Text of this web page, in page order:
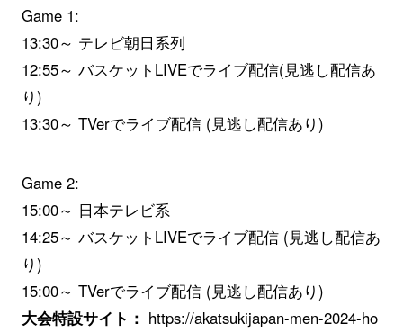
Game 1:
13:30～ テレビ朝日系列
12:55～ バスケットLIVEでライブ配信(見逃し配信あ
り)
13:30～ TVerでライブ配信 (見逃し配信あり)
Game 2:
15:00～ 日本テレビ系
14:25～ バスケットLIVEでライブ配信 (見逃し配信あ
り)
15:00～ TVerでライブ配信 (見逃し配信あり)
大会特設サイト： https://akatsukijapan-men-2024-ho